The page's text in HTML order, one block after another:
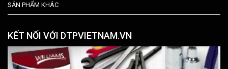
SẢN PHẨM KHÁC
KẾT NỐI VỚI DTPVIETNAM.VN